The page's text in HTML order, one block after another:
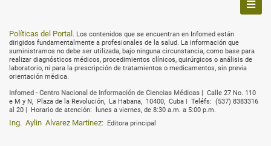
Políticas del Portal . Los contenidos que se encuentran en Infomed están
dirigidos fundamentalmente a profesionales de la salud. La información que
suministramos no debe ser utilizada, bajo ninguna circunstancia, como base para
realizar diagnósticos médicos, procedimientos clínicos, quirúrgicos o análisis de
laboratorio, ni para la prescripción de tratamientos o medicamentos, sin previa
orientación médica.
Infomed - Centro Nacional de Información de Ciencias Médicas |
Calle 27 No. 110
e M y N,
Plaza de la Revolución, La Habana, 10400, Cuba | Teléfs: (537) 8383316
al 20 |
Horario de atención: lunes a viernes, de 8:30 a.m. a 5:00 p.m.
Ing. Aylin Alvarez Martinez: Editora principal